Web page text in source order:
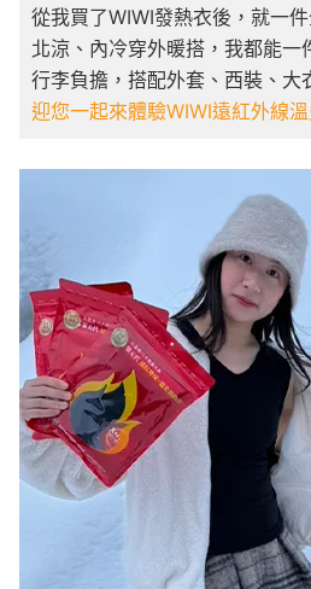
從我買了WIWI發熱衣後，就一
北涼、內冷穿外暖搭，我都能一
行李負擔，搭配外套、西裝、大
迎您一起來體驗WIWI遠紅外線